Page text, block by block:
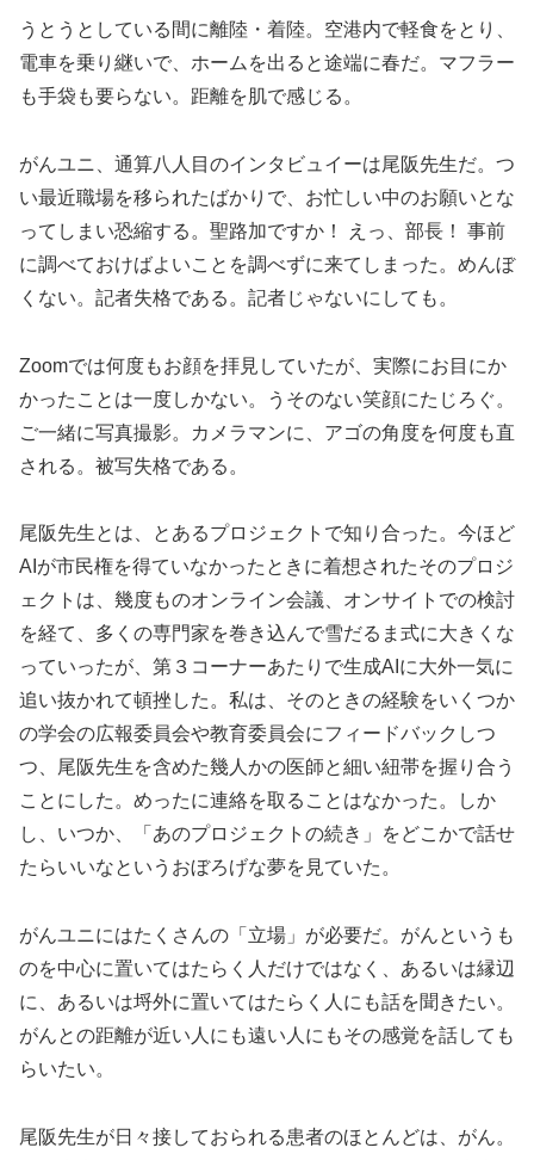
うとうとしている間に離陸・着陸。空港内で軽食をとり、
電車を乗り継いで、ホームを出ると途端に春だ。マフラー
も手袋も要らない。距離を肌で感じる。
がんユニ、通算八人目のインタビュイーは尾阪先生だ。つ
い最近職場を移られたばかりで、お忙しい中のお願いとな
ってしまい恐縮する。聖路加ですか！ えっ、部長！ 事前
に調べておけばよいことを調べずに来てしまった。めんぼ
くない。記者失格である。記者じゃないにしても。
Zoomでは何度もお顔を拝見していたが、実際にお目にか
かったことは一度しかない。うそのない笑顔にたじろぐ。
ご一緒に写真撮影。カメラマンに、アゴの角度を何度も直
される。被写失格である。
尾阪先生とは、とあるプロジェクトで知り合った。今ほど
AIが市民権を得ていなかったときに着想されたそのプロジ
ェクトは、幾度ものオンライン会議、オンサイトでの検討
を経て、多くの専門家を巻き込んで雪だるま式に大きくな
っていったが、第３コーナーあたりで生成AIに大外一気に
追い抜かれて頓挫した。私は、そのときの経験をいくつか
の学会の広報委員会や教育委員会にフィードバックしつ
つ、尾阪先生を含めた幾人かの医師と細い紐帯を握り合う
ことにした。めったに連絡を取ることはなかった。しか
し、いつか、「あのプロジェクトの続き」をどこかで話せ
たらいいなというおぼろげな夢を見ていた。
がんユニにはたくさんの「立場」が必要だ。がんというも
のを中心に置いてはたらく人だけではなく、あるいは縁辺
に、あるいは埒外に置いてはたらく人にも話を聞きたい。
がんとの距離が近い人にも遠い人にもその感覚を話しても
らいたい。
尾阪先生が日々接しておられる患者のほとんどは、がん。